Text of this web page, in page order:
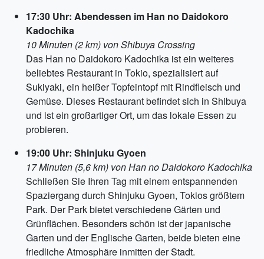
17:30 Uhr: Abendessen im Han no Daidokoro
Kadochika
10 Minuten (2 km) von Shibuya Crossing
Das Han no Daidokoro Kadochika ist ein weiteres
beliebtes Restaurant in Tokio, spezialisiert auf
Sukiyaki, ein heißer Topfeintopf mit Rindfleisch und
Gemüse. Dieses Restaurant befindet sich in Shibuya
und ist ein großartiger Ort, um das lokale Essen zu
probieren.
19:00 Uhr: Shinjuku Gyoen
17 Minuten (5,6 km) von Han no Daidokoro Kadochika
Schließen Sie Ihren Tag mit einem entspannenden
Spaziergang durch Shinjuku Gyoen, Tokios größtem
Park. Der Park bietet verschiedene Gärten und
Grünflächen. Besonders schön ist der japanische
Garten und der Englische Garten, beide bieten eine
friedliche Atmosphäre inmitten der Stadt.